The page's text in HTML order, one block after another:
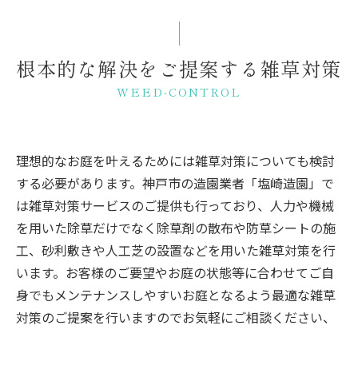
根本的な解決をご提案する雑草対策
WEED-CONTROL
理想的なお庭を叶えるためには雑草対策についても検討
する必要があります。神戸市の造園業者「塩崎造園」で
は雑草対策サービスのご提供も行っており、人力や機械
を用いた除草だけでなく除草剤の散布や防草シートの施
工、砂利敷きや人工芝の設置などを用いた雑草対策を行
います。お客様のご要望やお庭の状態等に合わせてご自
身でもメンテナンスしやすいお庭となるよう最適な雑草
対策のご提案を行いますのでお気軽にご相談ください、